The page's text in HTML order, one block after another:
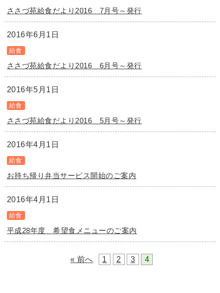
ささづ苑給食だより2016 7月号～発行
2016年6月1日
給食
ささづ苑給食だより2016 6月号～発行
2016年5月1日
給食
ささづ苑給食だより2016 5月号～発行
2016年4月1日
給食
お持ち帰り弁当サービス開始のご案内
2016年4月1日
給食
平成28年度 希望食メニューのご案内
« 前へ 1 2 3 4